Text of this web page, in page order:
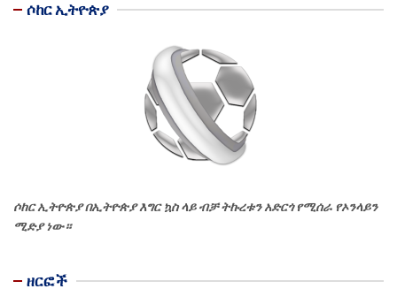
ሶከር ኢትዮጵያ
ሶከር ኢትዮጵያ በኢትዮጵያ እግር ኳስ ላይ ብቻ ትኩረቱን አድርጎ የሚሰራ የኦንላይን
ሚድያ ነው።
ዘርፎች